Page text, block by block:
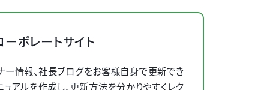
ポレートサイト
情報、社長ブログをお客様自身で更新でき
ュアルを作成し、更新方法を分かりやすくレク